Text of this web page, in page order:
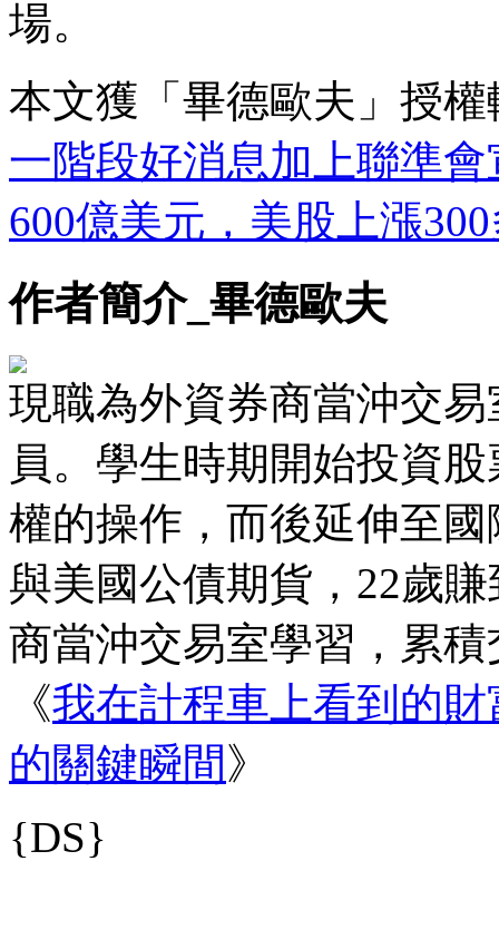
場。
本文獲「畢德歐夫」授
一階段好消息加上聯準
600億美元，美股上漲
作者簡介_畢德歐夫
現職為外資券商當沖交
員。學生時期開始投資
權的操作，而後延伸至
與美國公債期貨，22歲
商當沖交易室學習，累
《我在計程車上看到的
的關鍵瞬間》
{DS}